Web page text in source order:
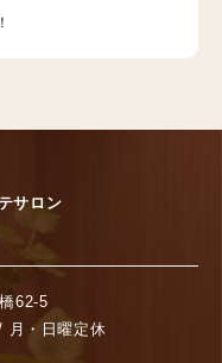
サロン
62-5
月・日曜定休